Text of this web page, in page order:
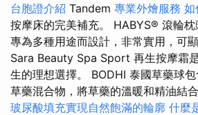
台胞證介紹 Tandem 專業外燴服務 如
按摩床的完美補充。 HABYS® 滾輪
專為多種用途而設計，非常實用，可
Sara Beauty Spa Sport 再生按摩霜
生的理想選擇。 BODHI 泰國草藥球
草藥混合物，將草藥的溫暖和精油結
玻尿酸填充實現自然飽滿的輪廓 什麼